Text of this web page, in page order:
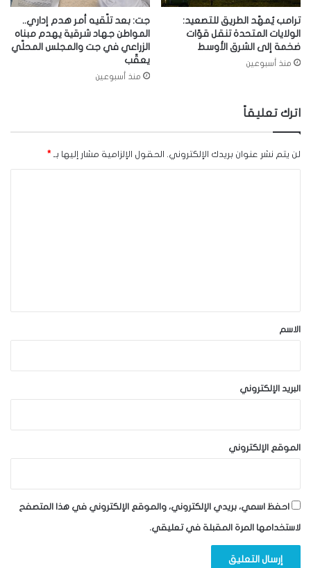
ترامب يُمهّد الطريق للتصعيد:
الولايات المتحدة تنقل قوّات
ضخمة إلى الشرق الأوسط
منذ أسبوعين
جت: بعد تلّقيه أمر هدم إداري..
المواطن جهاد شرقية يهدم مبناه
الزراعي في جت والمجلس المحلّي
يعقّب
منذ أسبوعين
اترك تعليقاً
لن يتم نشر عنوان بريدك الإلكتروني. الحقول الإلزامية مشار إليها بـ *
*الاسم
البريد الإلكتروني
الموقع الإلكتروني
احفظ اسمي، بريدي الإلكتروني، والموقع الإلكتروني في هذا المتصفح
لاستخدامها المرة المقبلة في تعليقي.